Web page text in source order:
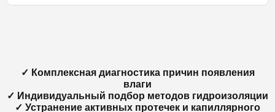
✓ Комплексная диагностика причин появления
влаги
✓ Индивидуальный подбор методов гидроизоляции
✓ Устранение активных протечек и капиллярного